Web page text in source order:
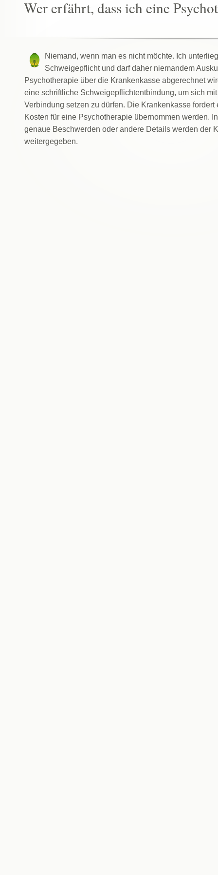
Niemand, wenn man es nicht möchte. Ich
Schweigepflicht und darf daher niemandem
Psychotherapie über die Krankenkasse abgerechnet
eine schriftliche Schweigepflichtentbindung, um sich
Verbindung setzen zu dürfen. Die Krankenkasse
Kosten für eine Psychotherapie übernommen werden.
genaue Beschwerden oder andere Details werden der
weitergegeben.
Wer erfährt, dass ich eine